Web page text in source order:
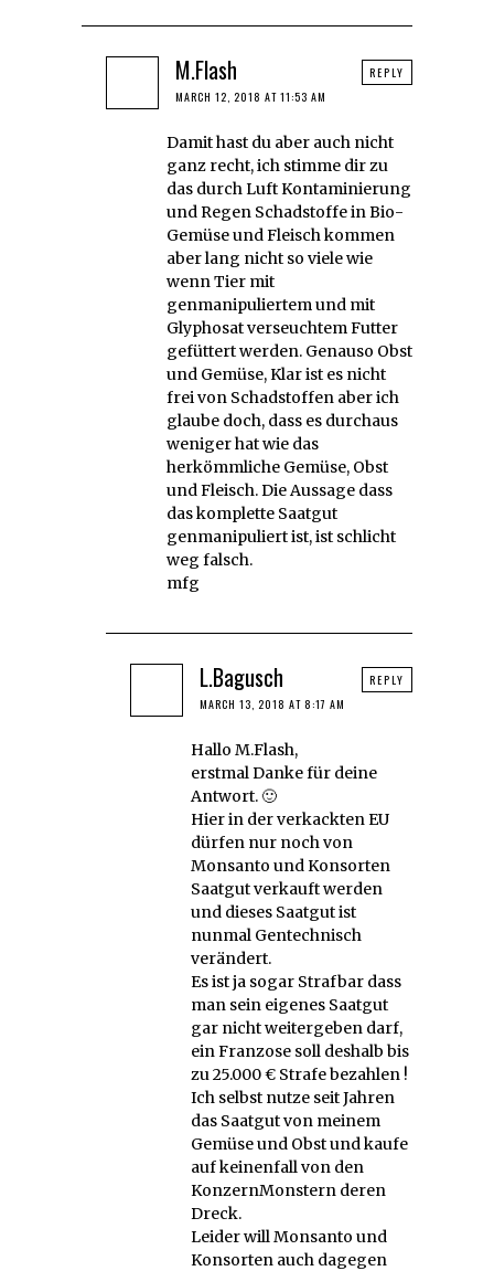
M.Flash
MARCH 12, 2018 AT 11:53 AM
Damit hast du aber auch nicht
ganz recht, ich stimme dir zu
das durch Luft Kontaminierung
und Regen Schadstoffe in Bio-
Gemüse und Fleisch kommen
aber lang nicht so viele wie
wenn Tier mit
genmanipuliertem und mit
Glyphosat verseuchtem Futter
gefüttert werden. Genauso Obst
und Gemüse, Klar ist es nicht
frei von Schadstoffen aber ich
glaube doch, dass es durchaus
weniger hat wie das
herkömmliche Gemüse, Obst
und Fleisch. Die Aussage dass
das komplette Saatgut
genmanipuliert ist, ist schlicht
weg falsch.
mfg
REPLY
L.Bagusch
MARCH 13, 2018 AT 8:17 AM
Hallo M.Flash,
erstmal Danke für deine
Antwort. 🙂
Hier in der verkackten EU
dürfen nur noch von
Monsanto und Konsorten
Saatgut verkauft werden
und dieses Saatgut ist
nunmal Gentechnisch
verändert.
Es ist ja sogar Strafbar dass
man sein eigenes Saatgut
gar nicht weitergeben darf,
ein Franzose soll deshalb bis
zu 25.000 € Strafe bezahlen !
Ich selbst nutze seit Jahren
das Saatgut von meinem
Gemüse und Obst und kaufe
auf keinenfall von den
KonzernMonstern deren
Dreck.
Leider will Monsanto und
Konsorten auch dagegen
REPLY